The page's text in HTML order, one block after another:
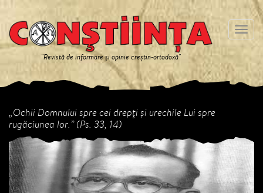
"Revistă de informare și opinie creștin-ortodoxă"
Meniu
„Ochii Domnului spre cei drepţi şi urechile Lui spre
rugăciunea lor.” (Ps. 33, 14)
Previous Next